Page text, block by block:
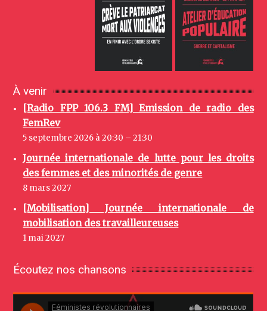
À venir
[Radio FPP 106.3 FM] Emission de radio des
FemRev
5 septembre 2026 à 20:30 – 21:30
Journée internationale de lutte pour les droits
des femmes et des minorités de genre
8 mars 2027
[Mobilisation] Journée internationale de
mobilisation des travailleureuses
1 mai 2027
Écoutez nos chansons